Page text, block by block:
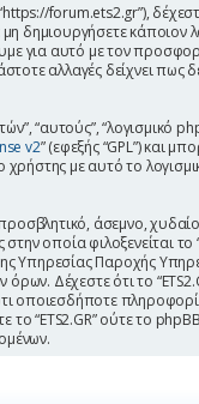
“https://forum.ets2.gr”),
κάποιον
για αυτό με τον
αλλαγές δείχνει
“αυτούς”, “λογισμικό
v2” (εφεξής “GPL”) και
με αυτό το
άσεμνο,
οποία φιλοξενείται
Υπηρεσίας Παροχής
Δέχεστε ότι το
οποιεσδήποτε
“ETS2.GR” ούτε το